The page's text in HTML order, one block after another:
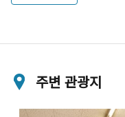
주변 관광지